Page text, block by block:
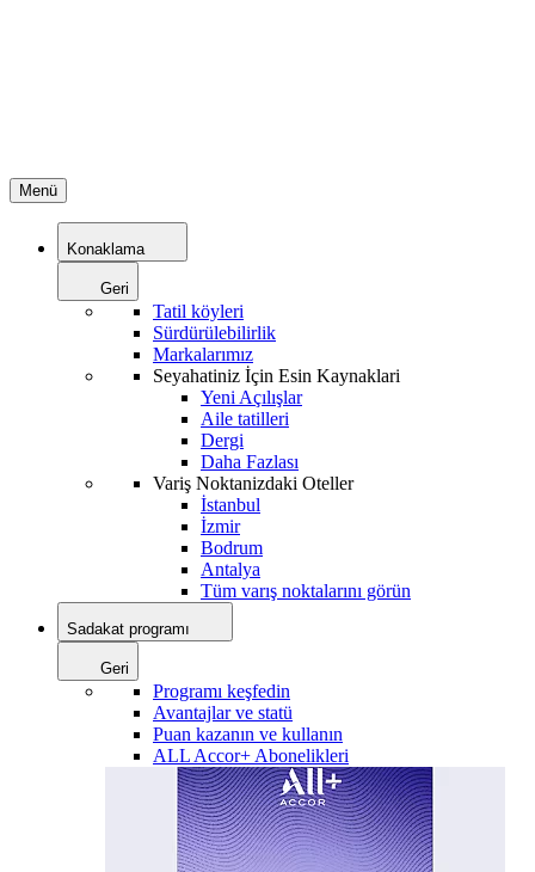
Menü
Konaklama
Geri
Tatil köyleri
Sürdürülebilirlik
Markalarımız
Seyahatiniz İçin Esin Kaynaklari
Yeni Açılışlar
Aile tatilleri
Dergi
Daha Fazlası
Variş Noktanizdaki Oteller
İstanbul
İzmir
Bodrum
Antalya
Tüm varış noktalarını görün
Sadakat programı
Geri
Programı keşfedin
Avantajlar ve statü
Puan kazanın ve kullanın
ALL Accor+ Abonelikleri